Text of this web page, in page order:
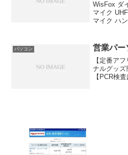
WisFox ダ
マイク
マイク ハ
円(2021/6/
パソコン 営業パー
【定番ア
ナルグッズ
【PCR検